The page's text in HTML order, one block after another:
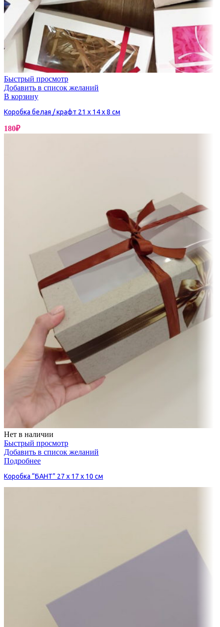
Быстрый просмотр
Добавить в список желаний
В корзину
Коробка белая / крафт 21 х 14 х 8 см
180₽
Нет в наличии
Быстрый просмотр
Добавить в список желаний
Подробнее
Коробка “БАНТ” 27 х 17 х 10 см